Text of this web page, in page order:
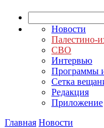
Новости
Палестино-
СВО
Интервью
Программы
Сетка
Редакция
Приложение
Главная Новости